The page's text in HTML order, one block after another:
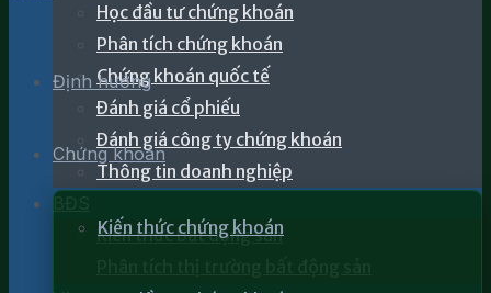
Định hướng
Chứng khoán
Kiến thức chứng khoán
Học đầu tư chứng khoán
Phân tích chứng khoán
Chứng khoán quốc tế
Đánh giá cổ phiếu
Đánh giá công ty chứng khoán
Thông tin doanh nghiệp
BĐS
Kiến thức bất động sản